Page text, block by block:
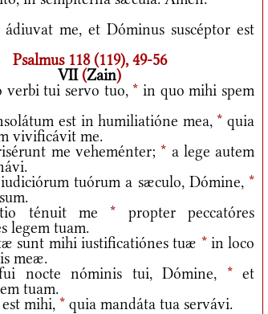
ádiuvat me, et Dóminus suscéptor est
Psalmus 118 (119), 49-56
VII(Zain)
verbi tui servo tuo, * in quo mihi spem
est in humiliatióne mea, * quia
vivificávit me.
me veheménter; * a lege autem
tuórum a sæculo, Dómine, *
ténuit me * propter peccatóres
legem tuam.
sunt mihi iustificatiónes tuæ *in loco
meæ.
nóminis tui, Dómine, *et
tuam.
mihi, * quia mandáta tua servávi.